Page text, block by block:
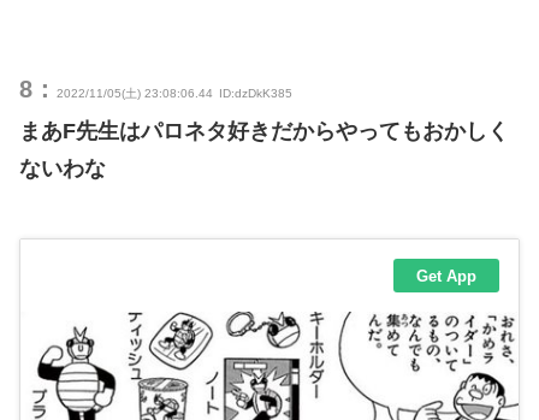
8： 2022/11/05(土) 23:08:06.44 ID:dzDkK385
まあF先生はパロネタ好きだからやってもおかしく
ないわな